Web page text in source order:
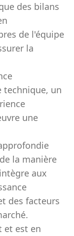
des bilans
de l'équipe
la
technique, un
une
la manière
aux
des facteurs
et est en